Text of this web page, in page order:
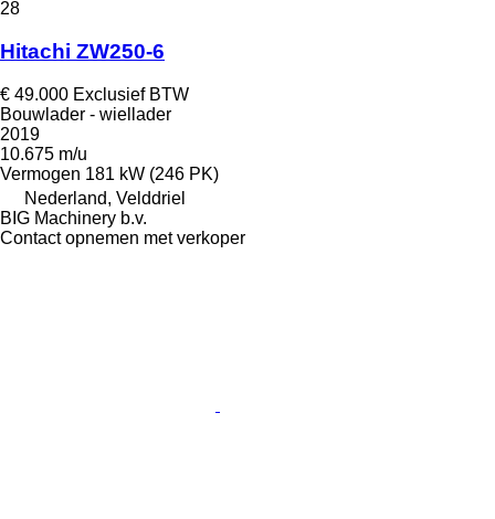
28
Hitachi ZW250-6
€ 49.000 Exclusief BTW
Bouwlader - wiellader
2019
10.675 m/u
Vermogen 181 kW (246 PK)
Nederland, Velddriel
BIG Machinery b.v.
Contact opnemen met verkoper